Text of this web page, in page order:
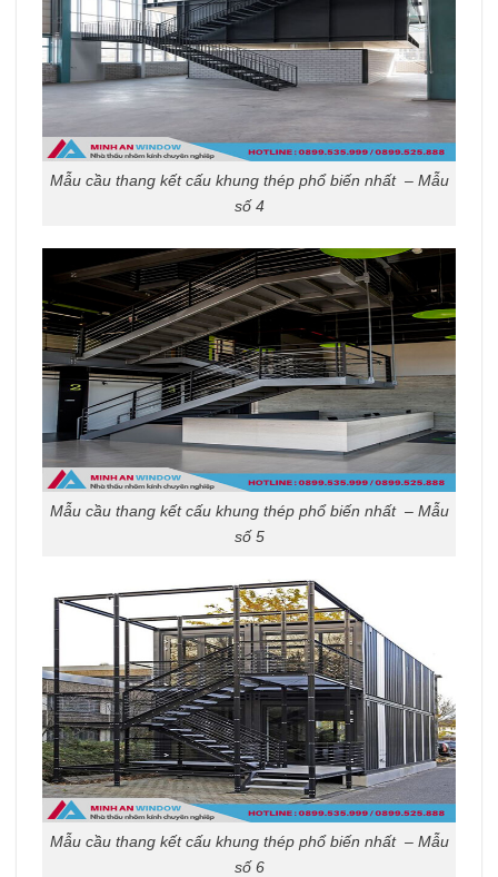
Mẫu cầu thang kết cấu khung thép phổ biến nhất – Mẫu
số 4
Mẫu cầu thang kết cấu khung thép phổ biến nhất – Mẫu
số 5
Mẫu cầu thang kết cấu khung thép phổ biến nhất – Mẫu
số 6